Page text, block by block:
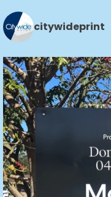
citywideprint